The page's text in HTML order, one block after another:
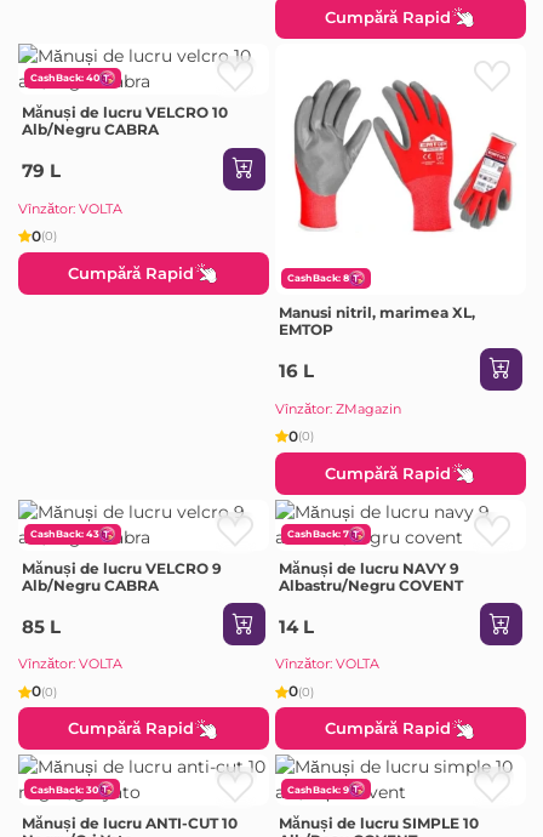
Cumpără Rapid
CashBack: 40
Mănuși de lucru VELCRO 10
Alb/Negru CABRA
79 L
Vînzător: VOLTA
0(0)
Cumpără Rapid CashBack: 8
Manusi nitril, marimea XL,
EMTOP
16 L
Vînzător: ZMagazin
0(0)
Cumpără Rapid
CashBack: 43
Mănuși de lucru VELCRO 9
Alb/Negru CABRA
85 L
Vînzător: VOLTA
0(0)
Cumpără Rapid
CashBack: 7
Mănuși de lucru NAVY 9
Albastru/Negru COVENT
14 L
Vînzător: VOLTA
0(0)
Cumpără Rapid
CashBack: 30
Mănuși de lucru ANTI-CUT 10
CashBack: 9
Mănuși de lucru SIMPLE 10